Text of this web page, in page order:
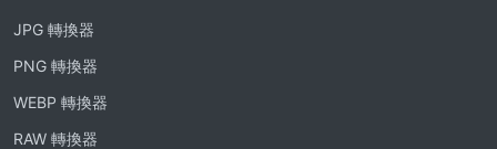
JPG 轉換器
PNG 轉換器
WEBP 轉換器
RAW 轉換器